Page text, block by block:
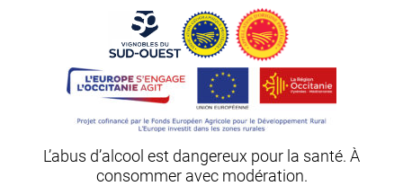
L’abus d’alcool est dangereux pour la santé. À
consommer avec modération.